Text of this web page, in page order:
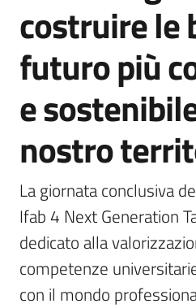
costruire le
futuro più
e
nostro
La giornata conclusiva
Ifab 4 Next Generation
dedicato alla
competenze
con il mondo